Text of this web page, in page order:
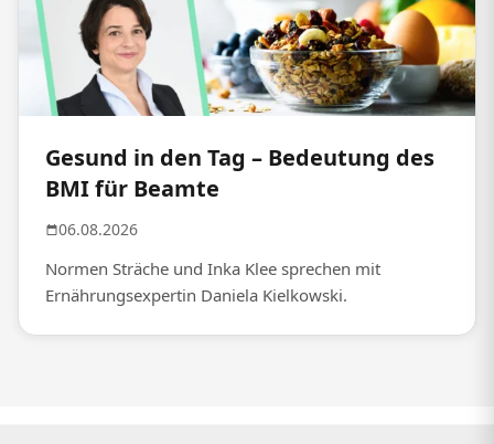
Gesund in den Tag – Bedeutung des
BMI für Beamte
06.08.2026
Normen Sträche und Inka Klee sprechen mit
Ernährungsexpertin Daniela Kielkowski.